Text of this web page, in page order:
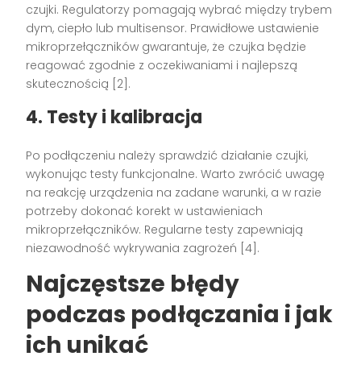
czujki. Regulatorzy pomagają wybrać między trybem
dym, ciepło lub multisensor. Prawidłowe ustawienie
mikroprzełączników gwarantuje, że czujka będzie
reagować zgodnie z oczekiwaniami i najlepszą
skutecznością [2].
4. Testy i kalibracja
Po podłączeniu należy sprawdzić działanie czujki,
wykonując testy funkcjonalne. Warto zwrócić uwagę
na reakcję urządzenia na zadane warunki, a w razie
potrzeby dokonać korekt w ustawieniach
mikroprzełączników. Regularne testy zapewniają
niezawodność wykrywania zagrożeń [4].
Najczęstsze błędy
podczas podłączania i jak
ich unikać